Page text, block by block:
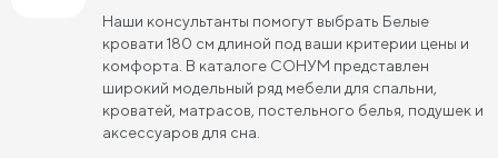
Кровати розового цвета Кровати серого цвета
Кровати синего цвета Кровати фиолетового цвета
Кровати черного цвета Кровати бежевого цвета
Наши консультанты помогут выбрать Белые
кровати 180 см длиной под ваши критерии цены и
комфорта. В каталоге СОНУМ представлен
широкий модельный ряд мебели для спальни,
кроватей, матрасов, постельного белья, подушек и
аксессуаров для сна.